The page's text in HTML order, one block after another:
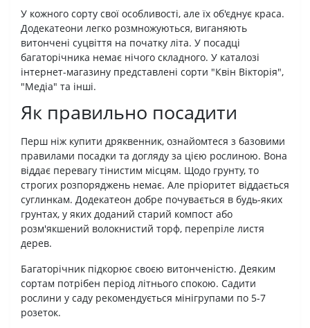
У кожного сорту свої особливості, але їх об'єднує краса.
Додекатеони легко розмножуються, виганяють
витончені суцвіття на початку літа. У посадці
багаторічника немає нічого складного. У каталозі
інтернет-магазину представлені сорти "Квін Вікторія",
"Медіа" та інші.
Як правильно посадити
Перш ніж купити дряквенник, ознайомтеся з базовими
правилами посадки та догляду за цією рослиною. Вона
віддає перевагу тінистим місцям. Щодо грунту, то
строгих розпоряджень немає. Але пріоритет віддається
суглинкам. Додекатеон добре почувається в будь-яких
грунтах, у яких доданий старий компост або
розм'якшений волокнистий торф, перепріле листя
дерев.
Багаторічник підкорює своєю витонченістю. Деяким
сортам потрібен період літнього спокою. Садити
рослини у саду рекомендується мінігрупами по 5-7
розеток.